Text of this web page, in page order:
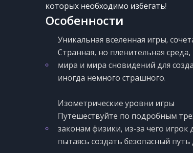
которых необходимо избегать!
Особенности
Уникальная вселенная игры,
Cтранная, но пленительная
мира и мира сновидений для
иногда немного страшного.
Изометрические уровни игры
Путешествуйте по подробным
законам физики, из-за чего
пытаясь создать безопасный